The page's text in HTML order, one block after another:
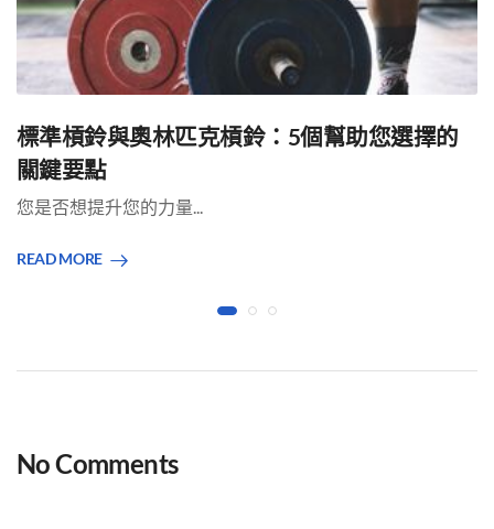
標準槓鈴與奧林匹克槓鈴：5個幫助您選擇的
關鍵要點
您是否想提升您的力量...
READ MORE
No Comments